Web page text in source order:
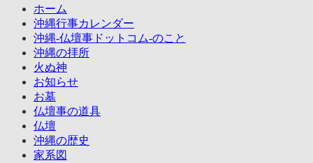
ホーム
沖縄行事カレンダー
沖縄-仏壇事ドットコム-のこと
沖縄の拝所
火ぬ神
お知らせ
お墓
仏壇事の道具
仏壇
沖縄の歴史
家系図